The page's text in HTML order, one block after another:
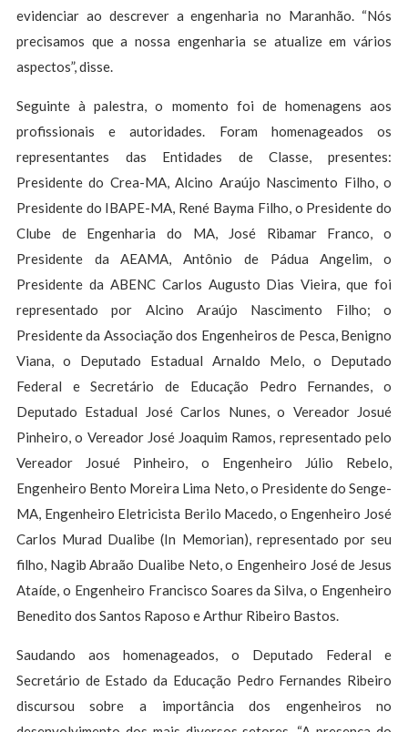
evidenciar ao descrever a engenharia no Maranhão. “Nós
precisamos que a nossa engenharia se atualize em vários
aspectos”, disse.
Seguinte à palestra, o momento foi de homenagens aos
profissionais e autoridades. Foram homenageados os
representantes das Entidades de Classe, presentes:
Presidente do Crea-MA, Alcino Araújo Nascimento Filho, o
Presidente do IBAPE-MA, René Bayma Filho, o Presidente do
Clube de Engenharia do MA, José Ribamar Franco, o
Presidente da AEAMA, Antônio de Pádua Angelim, o
Presidente da ABENC Carlos Augusto Dias Vieira, que foi
representado por Alcino Araújo Nascimento Filho; o
Presidente da Associação dos Engenheiros de Pesca, Benigno
Viana, o Deputado Estadual Arnaldo Melo, o Deputado
Federal e Secretário de Educação Pedro Fernandes, o
Deputado Estadual José Carlos Nunes, o Vereador Josué
Pinheiro, o Vereador José Joaquim Ramos, representado pelo
Vereador Josué Pinheiro, o Engenheiro Júlio Rebelo,
Engenheiro Bento Moreira Lima Neto, o Presidente do Senge-
MA, Engenheiro Eletricista Berilo Macedo, o Engenheiro José
Carlos Murad Dualibe (In Memorian), representado por seu
filho, Nagib Abraão Dualibe Neto, o Engenheiro José de Jesus
Ataíde, o Engenheiro Francisco Soares da Silva, o Engenheiro
Benedito dos Santos Raposo e Arthur Ribeiro Bastos.
Saudando aos homenageados, o Deputado Federal e
Secretário de Estado da Educação Pedro Fernandes Ribeiro
discursou sobre a importância dos engenheiros no